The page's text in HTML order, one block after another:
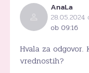
AnaLa
28.05.2024
ob 09:16
Hvala za
vrednostih?